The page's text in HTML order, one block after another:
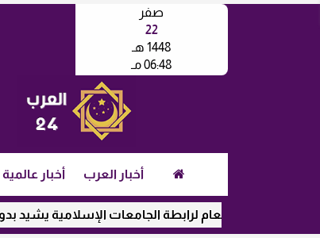
صفر
22
1448 هـ
06:48 مـ
أخبار العرب أخبار عالمية
العام لرابطة الجامعات الإسلامية يشيد بدور الأزهر